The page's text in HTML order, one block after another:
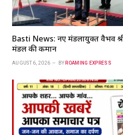
Basti News: नए मंडलायुक्त वैभव
मंडल की कमान
AUGUST 6, 2026 BY ROAMING EXPRESS